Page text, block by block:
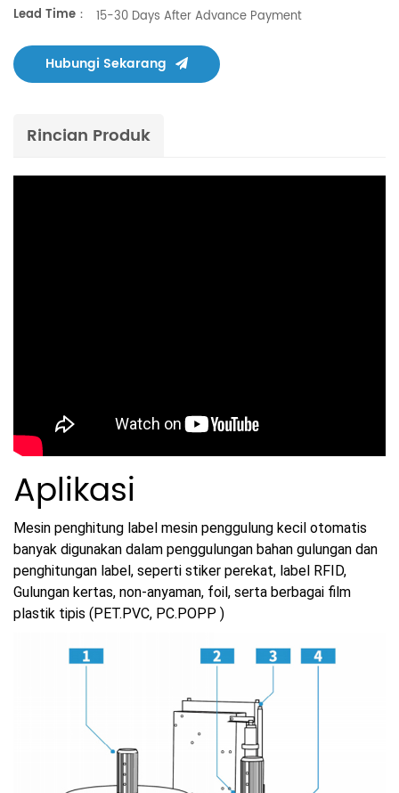
Lead Time：
15-30 Days After Advance Payment
Hubungi Sekarang
Rincian Produk
Aplikasi
Mesin penghitung label mesin penggulung kecil otomatis
banyak digunakan dalam penggulungan bahan gulungan dan
penghitungan label, seperti stiker perekat, label RFID,
Gulungan kertas, non-anyaman, foil, serta berbagai film
plastik tipis (PET.PVC, PC.POPP )